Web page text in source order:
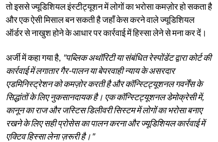
तो इससे ज्यूडिशियल इंस्टीट्यूशन में लोगों का भरोसा कमज़ोर हो सकता है
और एक ऐसी मिसाल बन सकती है जहाँ केस करने वाले ज्यूडिशियल
ऑर्डर से नाखुश होने के आधार पर कार्रवाई में हिस्सा लेने से मना कर दें।
अर्जी में कहा गया है, "पब्लिक अथॉरिटी या संबंधित रेस्पोंडेंट द्वारा कोर्ट की
कार्रवाई में लगातार गैर-पालन या बेपरवाही न्याय के असरदार
एडमिनिस्ट्रेशन को कमज़ोर करती है और कॉन्स्टिट्यूशनल गवर्नेंस के
सिद्धांतों के लिए नुकसानदायक है। एक कॉन्स्टिट्यूशनल डेमोक्रेसी में,
कानून का राज और जस्टिस डिलीवरी सिस्टम में लोगों का भरोसा बनाए
रखने के लिए सही प्रोसेस का पालन करना और ज्यूडिशियल कार्रवाई में
एक्टिव हिस्सा लेना ज़रूरी है।"